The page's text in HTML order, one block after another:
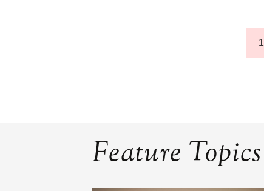
1
Feature Topics